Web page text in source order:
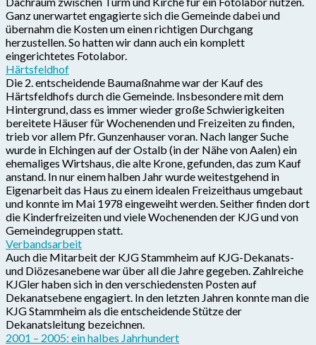
Ganz unerwartet engagierte sich die Gemeinde dabei und
übernahm die Kosten um einen richtigen Durchgang
herzustellen. So hatten wir dann auch ein komplett
eingerichtetes Fotolabor.
Härtsfeldhof
Die 2. entscheidende Baumaßnahme war der Kauf des
Härtsfeldhofs durch die Gemeinde. Insbesondere mit dem
Hintergrund, dass es immer wieder große Schwierigkeiten
bereitete Häuser für Wochenenden und Freizeiten zu finden,
trieb vor allem Pfr. Gunzenhauser voran. Nach langer Suche
wurde in Elchingen auf der Ostalb (in der Nähe von Aalen) ein
ehemaliges Wirtshaus, die alte Krone, gefunden, das zum Kauf
anstand. In nur einem halben Jahr wurde weitestgehend in
Eigenarbeit das Haus zu einem idealen Freizeithaus umgebaut
und konnte im Mai 1978 eingeweiht werden. Seither finden dort
die Kinderfreizeiten und viele Wochenenden der KJG und von
Gemeindegruppen statt.
Verbandsarbeit
Auch die Mitarbeit der KJG Stammheim auf KJG-Dekanats-
und Diözesanebene war über all die Jahre gegeben. Zahlreiche
KJGler haben sich in den verschiedensten Posten auf
Dekanatsebene engagiert. In den letzten Jahren konnte man die
KJG Stammheim als die entscheidende Stütze der
Dekanatsleitung bezeichnen.
2001 – 2005: ein halbes Jahrhundert